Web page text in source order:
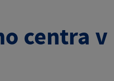
centra v